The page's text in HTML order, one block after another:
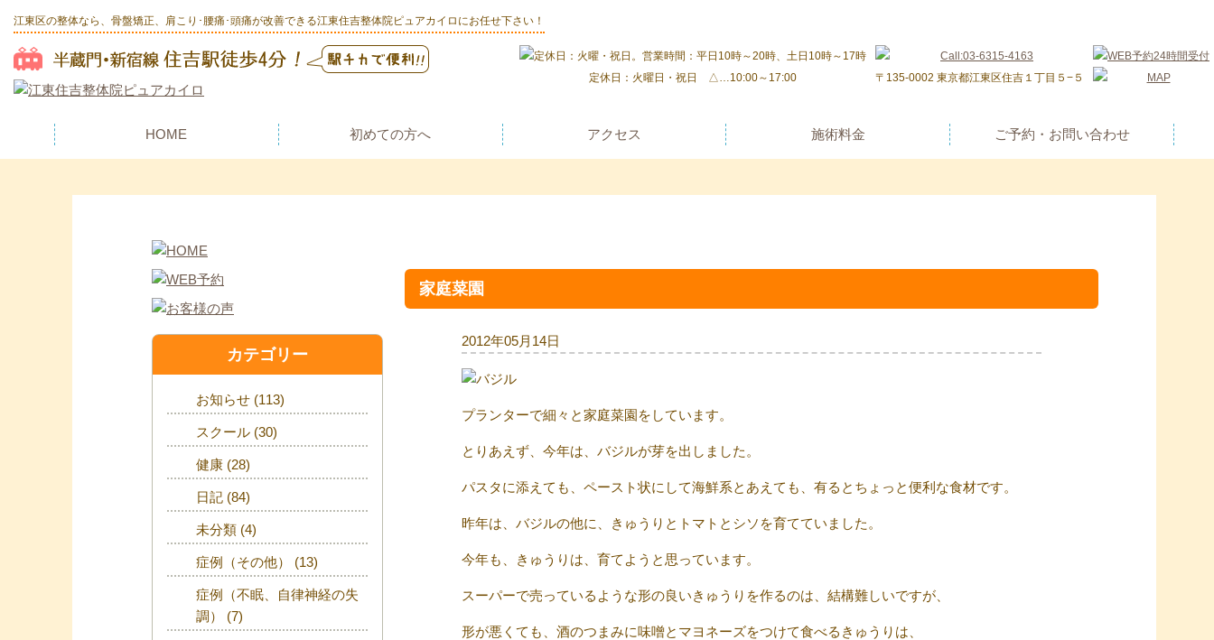
江東区の整体なら、骨盤矯正、肩こり･腰痛･頭痛が改善できる江東住吉整体院ピュアカイロにお任せ下さい！
定休日：火曜日・祝日 △…10:00～17:00 〒135-0002 東京都江東区住吉１丁目５−５
HOME 初めての方へ アクセス 施術料金 ご予約・お問い合わせ
家庭菜園
2012年05月14日
プランターで細々と家庭菜園をしています。
とりあえず、今年は、バジルが芽を出しました。
パスタに添えても、ペースト状にして海鮮系とあえても、有るとちょっと便利な食材です。
昨年は、バジルの他に、きゅうりとトマトとシソを育てていました。
今年も、きゅうりは、育てようと思っています。
スーパーで売っているような形の良いきゅうりを作るのは、結構難しいですが、
形が悪くても、酒のつまみに味噌とマヨネーズをつけて食べるきゅうりは、
カテゴリー
お知らせ (113)
スクール (30)
健康 (28)
日記 (84)
未分類 (4)
症例（その他） (13)
症例（不眠、自律神経の失
調）
(7)